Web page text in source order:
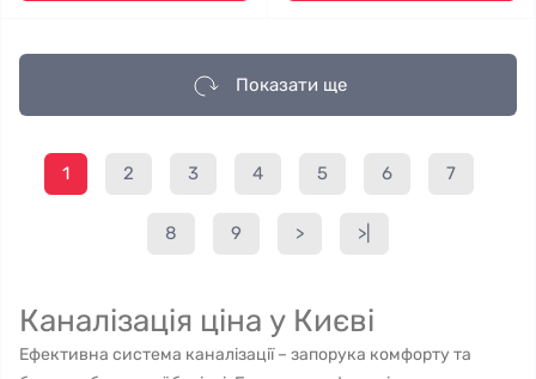
Показати ще
1 2 3 4 5 6 7
8 9 > >|
Каналізація ціна у Києві
Ефективна система каналізації – запорука комфорту та